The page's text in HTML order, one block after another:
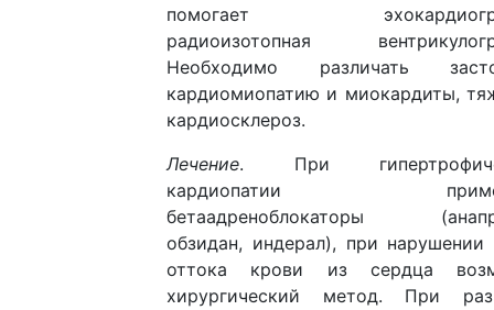
помогает
радиоизотопная
Необходимо различать
кардиомиопатию и миокардиты,
кардиосклероз.
Лечение. При
кардиопатии
бетаадреноблокаторы
обзидан, индерал), при нарушении
оттока крови из сердца
хирургический метод. При